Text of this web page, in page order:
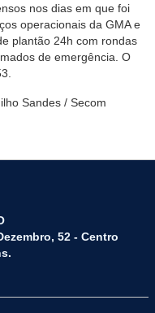
nos dias em que foi
operacionais da GMA e
plantão 24h com rondas
de emergência. O
Sandes / Secom
52 - Centro